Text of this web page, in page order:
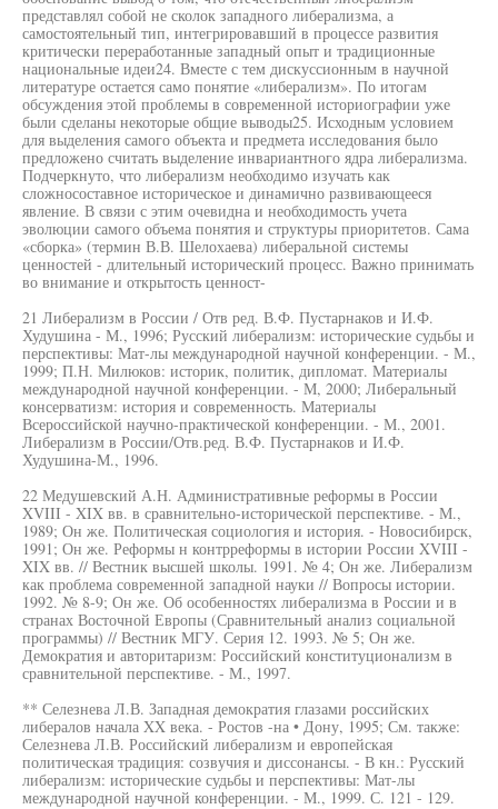
представлял собой не сколок западного либерализма, а
самостоятельный тип, интегрировавший в процессе развития
критически переработанные западный опыт и традиционные
национальные идеи24. Вместе с тем дискуссионным в научной
литературе остается само понятие «либерализм». По итогам
обсуждения этой проблемы в современной историографии уже
были сделаны некоторые общие выводы25. Исходным условием
для выделения самого объекта и предмета исследования было
предложено считать выделение инвариантного ядра либерализма.
Подчеркнуто, что либерализм необходимо изучать как
сложносоставное историческое и динамично развивающееся
явление. В связи с этим очевидна и необходимость учета
эволюции самого объема понятия и структуры приоритетов. Сама
«сборка» (термин В.В. Шелохаева) либеральной системы
ценностей - длительный исторический процесс. Важно принимать
во внимание и открытость ценност-
21 Либерализм в России / Отв ред. В.Ф. Пустарнаков и И.Ф.
Худушина - М., 1996; Русский либерализм: исторические судьбы и
перспективы: Мат-лы международной научной конференции. - М.,
1999; П.Н. Милюков: историк, политик, дипломат. Материалы
международной научной конференции. - М, 2000; Либеральный
консерватизм: история и современность. Материалы
Всероссийской научно-практической конференции. - М., 2001.
Либерализм в России/Отв.ред. В.Ф. Пустарнаков и И.Ф.
Худушина-М., 1996.
22 Медушевский А.Н. Административные реформы в России
XVIII - XIX вв. в сравнительно-исторической перспективе. - М.,
1989; Он же. Политическая социология и история. - Новосибирск,
1991; Он же. Реформы н контрреформы в истории России XVIII -
XIX вв. // Вестник высшей школы. 1991. № 4; Он же. Либерализм
как проблема современной западной науки // Вопросы истории.
1992. № 8-9; Он же. Об особенностях либерализма в России и в
странах Восточной Европы (Сравнительный анализ социальной
программы) // Вестник МГУ. Серия 12. 1993. № 5; Он же.
Демократия и авторитаризм: Российский конституционализм в
сравнительной перспективе. - М., 1997.
** Селезнева Л.В. Западная демократия глазами российских
либералов начала XX века. - Ростов -на • Дону, 1995; См. также:
Селезнева Л.В. Российский либерализм и европейская
политическая традиция: созвучия и диссонансы. - В кн.: Русский
либерализм: исторические судьбы и перспективы: Мат-лы
международной научной конференции. - М., 1999. С. 121 - 129.